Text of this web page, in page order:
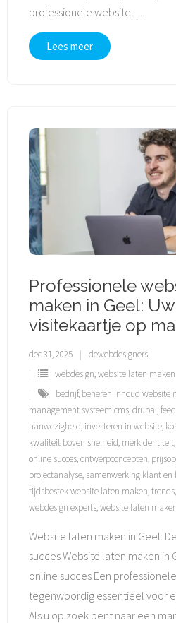
professionele website
Lees meer
Professionele
maken in Geel:
visitekaartje op
dec 31, 2025
dewebdesigners
webdesign,website laten maken
bedrijf, beheren inhoud website
management systeem cms,drupal,
aanwezigheid, investeren in website,
kwaliteit boven snelheid, merkidentiteit,
online succes,ontwerpconcepten,
projectanalyse, samenwerking klant en
tijdsbestek website laten maken,trends,
webdesign experts,website laten maken
Website laten maken in Geel:
succes Website laten maken in
online succes Een
tegenwoordig essentieel voor
Als u op zoek bent naar een